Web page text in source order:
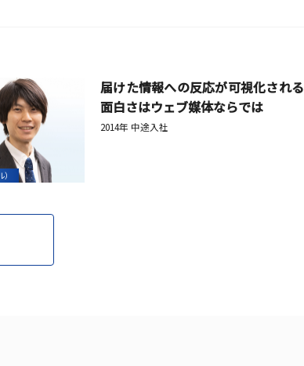
届けた情報への反応が可視化される
面白さはウェブ媒体ならでは
2014年 中途入社